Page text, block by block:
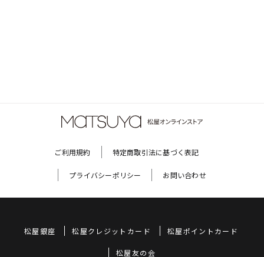
ご利用規約 特定商取引法に基づく表記
プライバシーポリシー お問い合わせ
松屋銀座 松屋クレジットカード 松屋ポイントカード
松屋友の会